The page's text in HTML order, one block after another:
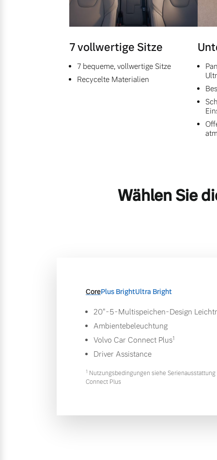
7 vollwertige Sitze
7 bequeme, vollwertige Sitze
Recycelte Materialien
Wählen Sie
CorePlus BrightUltra Bright
20"-5-Multispeichen-Design
Ambientebeleuchtung
Volvo Car Connect Plus1
Driver Assistance
1 Nutzungsbedingungen siehe Serienausstattung
Connect Plus